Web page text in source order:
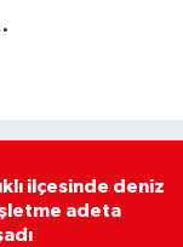
ilçesinde deniz
adeta